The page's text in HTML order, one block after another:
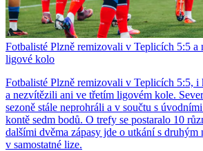
Fotbalisté Plzně remizovali v Teplicích 5:5 a
ligové kolo
Fotbalisté Plzně remizovali v Teplicích 5:5,
a nezvítězili ani ve třetím ligovém kole.
sezoně stále neprohráli a v součtu s
kontě sedm bodů. O trefy se postaralo 10
dalšími dvěma zápasy jde o utkání s druhým
v samostatné lize.